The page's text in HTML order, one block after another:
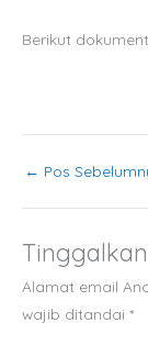
Berikut
← Pos
Alamat email
wajib ditandai *